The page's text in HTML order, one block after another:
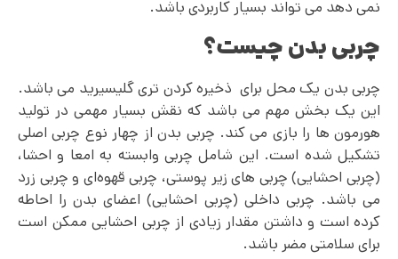
نمی دهد می تواند بسیار کاربردی باشد.
چربی بدن چیست؟
چربی بدن یک محل برای ذخیره کردن تری گلیسیرید می باشد.
این یک بخش مهم می باشد که نقش بسیار مهمی در تولید
هورمون ها را بازی می کند. چربی بدن از چهار نوع چربی اصلی
تشکیل شده است. این شامل چربی وابسته به امعا و احشا،
(چربی احشایی) چربی های زیر پوستی، چربی قهوه‌ای و چربی زرد
می باشد. چربی داخلی (چربی احشایی) اعضای بدن را احاطه
کرده است و داشتن مقدار زیادی از چربی احشایی ممکن است
برای سلامتی مضر باشد.